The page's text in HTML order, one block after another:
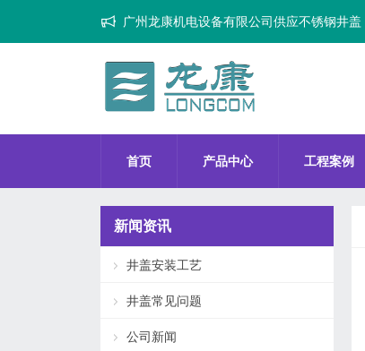
广州龙康机电设备有限公司供应不锈钢井
首页 产品中心 工程案例
新闻资讯
井盖安装工艺
井盖常见问题
公司新闻